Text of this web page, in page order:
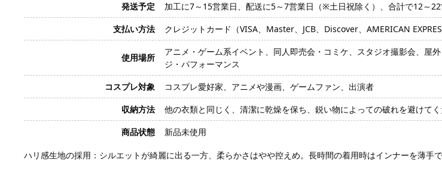
発送予定
加工に7～15営業日、配送に5～7営業日（※土日祝除く）、合計で12～
支払い方法
クレジットカード（VISA、Master、JCB、Discover、AMERICAN
使用場所
アニメ・ゲーム系イベント、同人即売会・コミケ、スタジオ撮影会、屋
ジ・パフォーマンス
コスプレ対象
コスプレ愛好家、アニメや漫画、ゲームファン、出演者
収納方法
他の衣類と同じく、清潔に乾燥を保ち、鋭い物によっての破れを避けてく
商品状態
新品未使用
ハリ感生地の採用：シルエットが綺麗に出る一方、柔らかさはやや控えめ。長時間の着用時はインナーを薄手